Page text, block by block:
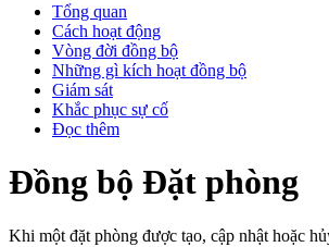
Tổng quan
Cách hoạt động
Vòng đời đồng bộ
Những gì kích hoạt đồng bộ
Giám sát
Khắc phục sự cố
Đọc thêm
Đồng bộ Đặt phòng
Khi một đặt phòng được tạo, cập nhật hoặc